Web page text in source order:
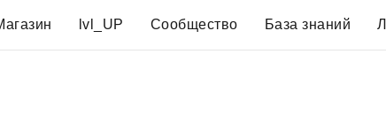
lvl_UP Сообщество База знаний